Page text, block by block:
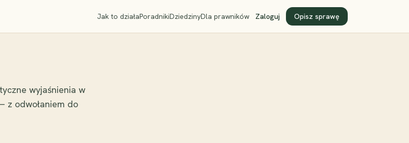
Jak to działaPoradnikiDziedzinyDla prawników Zaloguj Opisz sprawę
wyjaśnienia w
z odwołaniem do